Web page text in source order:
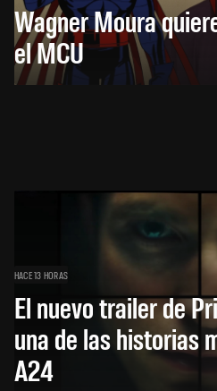
Wagner Moura
el MCU
HACE 13 HORAS
El nuevo trailer de
una de las historias
A24